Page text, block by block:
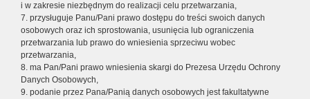
i w zakresie niezbędnym do realizacji celu przetwarzania,
7. przysługuje Panu/Pani prawo dostępu do treści swoich danych
osobowych oraz ich sprostowania, usunięcia lub ograniczenia
przetwarzania lub prawo do wniesienia sprzeciwu wobec
przetwarzania,
8. ma Pan/Pani prawo wniesienia skargi do Prezesa Urzędu Ochrony
Danych Osobowych,
9. podanie przez Pana/Panią danych osobowych jest fakultatywne